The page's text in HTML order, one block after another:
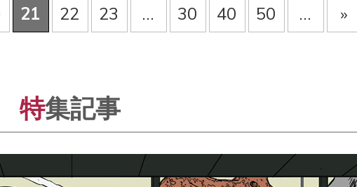
21 22 23 ... 30 40 50 ... »
特集記事